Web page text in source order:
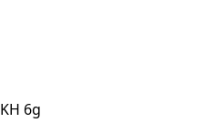
KH 6g